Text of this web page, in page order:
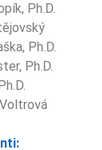
Ph.D.
Ph.D.
Ph.D.